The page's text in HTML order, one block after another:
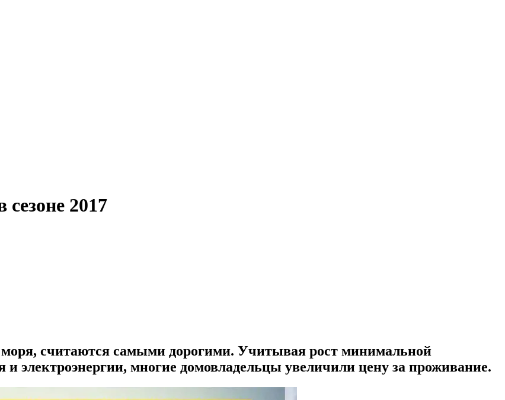
2017
считаются самыми дорогими. Учитывая рост минимальной
и электроэнергии, многие домовладельцы увеличили цену за проживание.